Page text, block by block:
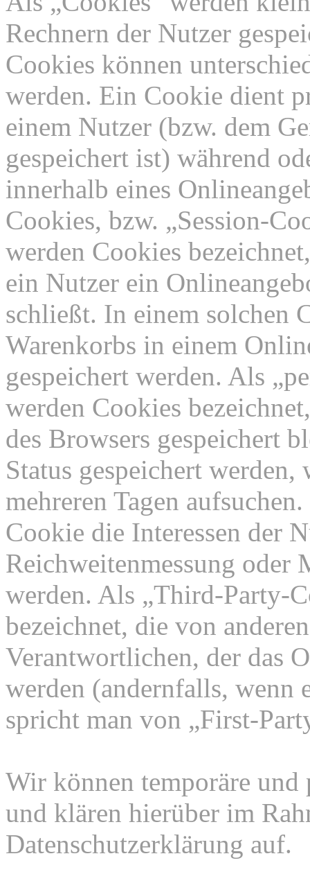
Rechnern der Nutzer
Cookies können
werden. Ein Cookie dient
einem Nutzer (bzw. dem
gespeichert ist) während
innerhalb eines
Cookies, bzw. „Session-
werden Cookies
ein Nutzer ein
schließt. In einem solchen
Warenkorbs in einem
gespeichert werden. Als
werden Cookies
des Browsers gespeichert
Status gespeichert
mehreren Tagen
Cookie die Interessen der
Reichweitenmessung oder
werden. Als „Third-Party-
bezeichnet, die von
Verantwortlichen, der das
werden (andernfalls, wenn
spricht man von „First-
Wir können temporäre und
und klären hierüber im
Datenschutzerklärung auf.